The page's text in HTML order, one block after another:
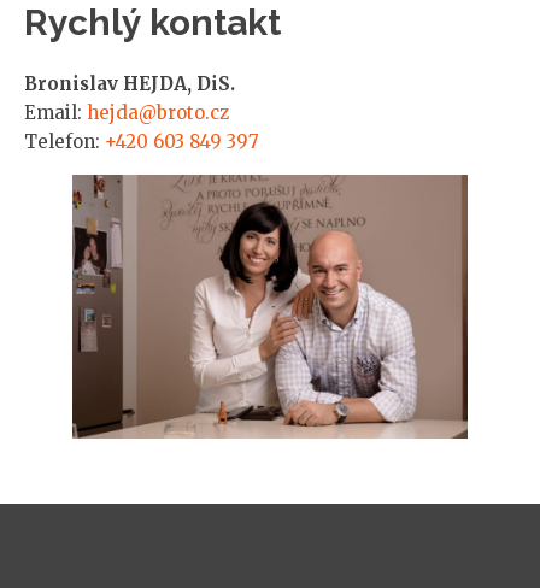
Rychlý kontakt
Bronislav HEJDA, DiS.
Email: hejda@broto.cz
Telefon: +420 603 849 397